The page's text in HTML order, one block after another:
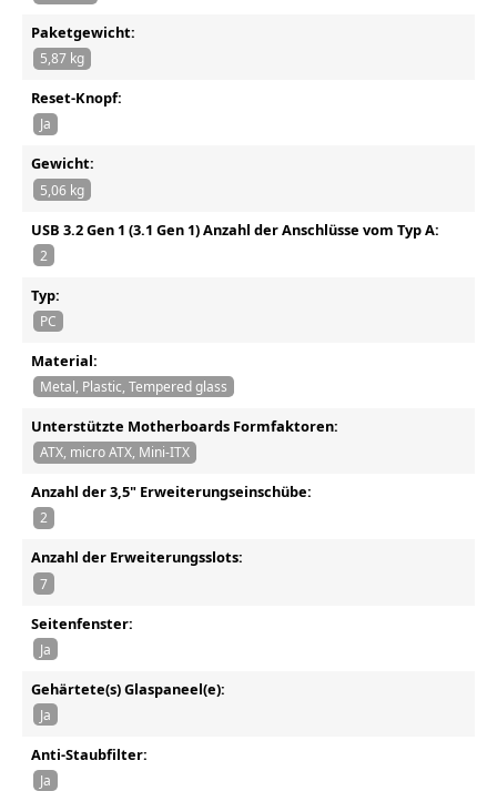
Paketgewicht:
5,87 kg
Reset-Knopf:
Ja
Gewicht:
5,06 kg
USB 3.2 Gen 1 (3.1 Gen 1) Anzahl der Anschlüsse vom Typ A:
2
Typ:
PC
Material:
Metal, Plastic, Tempered glass
Unterstützte Motherboards Formfaktoren:
ATX, micro ATX, Mini-ITX
Anzahl der 3,5" Erweiterungseinschübe:
2
Anzahl der Erweiterungsslots:
7
Seitenfenster:
Ja
Gehärtete(s) Glaspaneel(e):
Ja
Anti-Staubfilter:
Ja